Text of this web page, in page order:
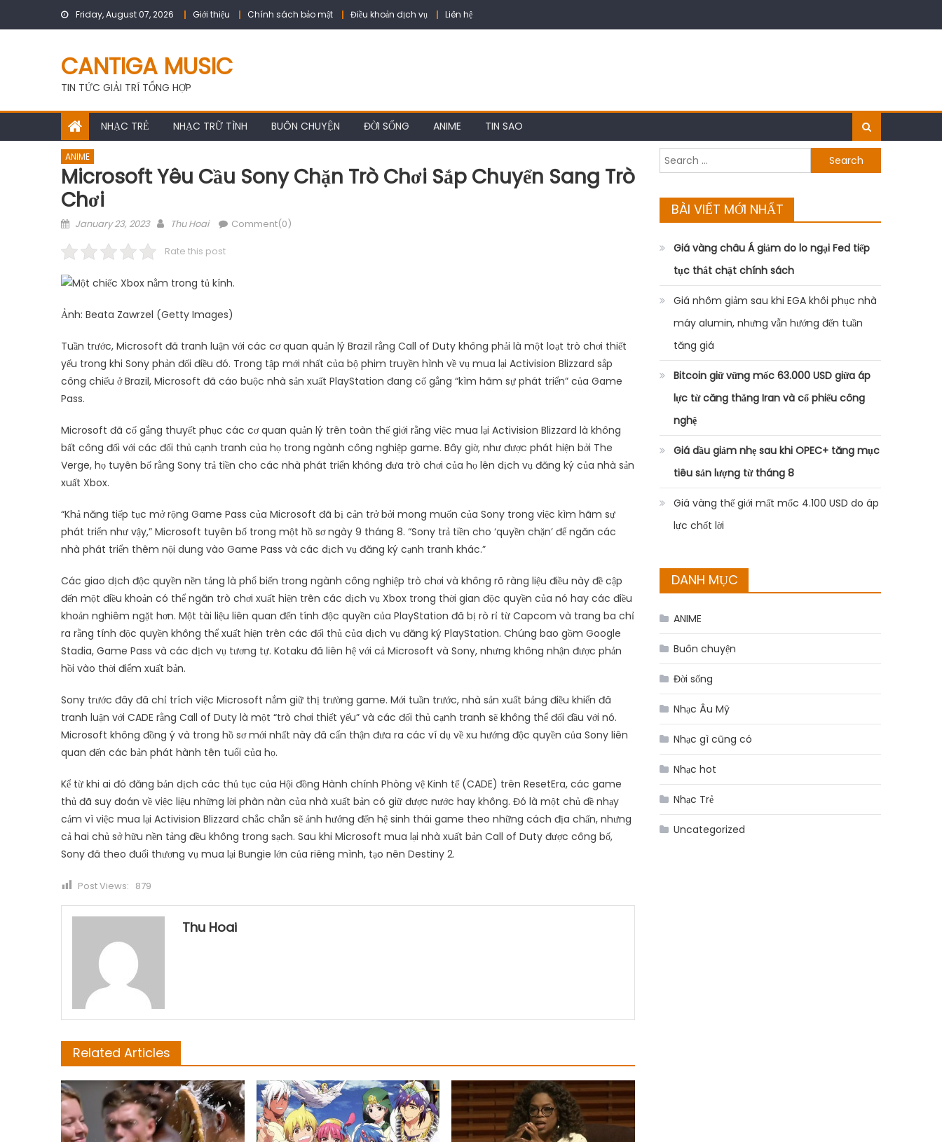
Friday, August 07, 2026 Giới thiệu Chính sách bảo mật Điều khoản dịch vụ Liên hệ
CANTIGA MUSIC
TIN TỨC GIẢI TRÍ TỔNG HỢP
NHẠC TRẺ NHẠC TRỮ TÌNH BUÔN CHUYỆN ĐỜI SỐNG ANIME TIN SAO
ANIME
Microsoft Yêu Cầu Sony Chặn Trò Chơi Sắp Chuyển Sang Trò
Chơi
Posted
January 23, 2023 Author
Thu Hoai Comment(0)
Rate this post
Ảnh: Beata Zawrzel (Getty Images)
Tuần trước, Microsoft đã tranh luận với các cơ quan quản lý Brazil rằng Call of Duty không phải là một loạt trò chơi thiết
yếu trong khi Sony phản đối điều đó. Trong tập mới nhất của bộ phim truyền hình về vụ mua lại Activision Blizzard sắp
công chiếu ở Brazil, Microsoft đã cáo buộc nhà sản xuất PlayStation đang cố gắng “kìm hãm sự phát triển” của Game
Pass.
Microsoft đã cố gắng thuyết phục các cơ quan quản lý trên toàn thế giới rằng việc mua lại Activision Blizzard là không
bất công đối với các đối thủ cạnh tranh của họ trong ngành công nghiệp game. Bây giờ, như được phát hiện bởi The
Verge, họ tuyên bố rằng Sony trả tiền cho các nhà phát triển không đưa trò chơi của họ lên dịch vụ đăng ký của nhà sản
xuất Xbox.
“Khả năng tiếp tục mở rộng Game Pass của Microsoft đã bị cản trở bởi mong muốn của Sony trong việc kìm hãm sự
phát triển như vậy,” Microsoft tuyên bố trong một hồ sơ ngày 9 tháng 8. “Sony trả tiền cho ‘quyền chặn’ để ngăn các
nhà phát triển thêm nội dung vào Game Pass và các dịch vụ đăng ký cạnh tranh khác.”
Các giao dịch độc quyền nền tảng là phổ biến trong ngành công nghiệp trò chơi và không rõ ràng liệu điều này đề cập
đến một điều khoản có thể ngăn trò chơi xuất hiện trên các dịch vụ Xbox trong thời gian độc quyền của nó hay các điều
khoản nghiêm ngặt hơn. Một tài liệu liên quan đến tính độc quyền của PlayStation đã bị rò rỉ từ Capcom và trang ba chỉ
ra rằng tính độc quyền không thể xuất hiện trên các đối thủ của dịch vụ đăng ký PlayStation. Chúng bao gồm Google
Stadia, Game Pass và các dịch vụ tương tự. Kotaku đã liên hệ với cả Microsoft và Sony, nhưng không nhận được phản
hồi vào thời điểm xuất bản.
Sony trước đây đã chỉ trích việc Microsoft nắm giữ thị trường game. Mới tuần trước, nhà sản xuất bảng điều khiển đã
tranh luận với CADE rằng Call of Duty là một “trò chơi thiết yếu” và các đối thủ cạnh tranh sẽ không thể đối đầu với nó.
Microsoft không đồng ý và trong hồ sơ mới nhất này đã cẩn thận đưa ra các ví dụ về xu hướng độc quyền của Sony liên
quan đến các bản phát hành tên tuổi của họ.
Kể từ khi ai đó đăng bản dịch các thủ tục của Hội đồng Hành chính Phòng vệ Kinh tế (CADE) trên ResetEra, các game
thủ đã suy đoán về việc liệu những lời phàn nàn của nhà xuất bản có giữ được nước hay không. Đó là một chủ đề nhạy
cảm vì việc mua lại Activision Blizzard chắc chắn sẽ ảnh hưởng đến hệ sinh thái game theo những cách địa chấn, nhưng
cả hai chủ sở hữu nền tảng đều không trong sạch. Sau khi Microsoft mua lại nhà xuất bản Call of Duty được công bố,
Sony đã theo đuổi thương vụ mua lại Bungie lớn của riêng mình, tạo nên Destiny 2.
Post Views: 879
Thu Hoai
Related Articles
Search
for:
BÀI VIẾT MỚI NHẤT
Giá vàng châu Á giảm do lo ngại Fed tiếp
tục thắt chặt chính sách
Giá nhôm giảm sau khi EGA khôi phục nhà
máy alumin, nhưng vẫn hướng đến tuần
tăng giá
Bitcoin giữ vững mốc 63.000 USD giữa áp
lực từ căng thẳng Iran và cổ phiếu công
nghệ
Giá dầu giảm nhẹ sau khi OPEC+ tăng mục
tiêu sản lượng từ tháng 8
Giá vàng thế giới mất mốc 4.100 USD do áp
lực chốt lời
DANH MỤC
ANIME
Buôn chuyện
Đời sống
Nhạc Âu Mỹ
Nhạc gì cũng có
Nhạc hot
Nhạc Trẻ
Uncategorized